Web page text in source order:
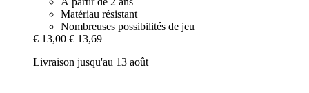
Matériau résistant
Nombreuses possibilités de jeu
€ 13,00 € 13,69
Livraison jusqu'au 13 août